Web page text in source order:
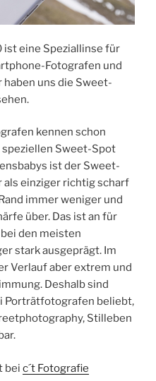
ist eine Speziallinse für
Fotografen und
uns die Sweet-
kennen schon
Sweet-Spot
ist der Sweet-
als einziger richtig scharf
immer weniger und
über. Das ist an für
den meisten
stark ausgeprägt. Im
Verlauf aber extrem und
Deshalb sind
Porträtfotografen beliebt,
Stilleben
bei c´t Fotografie